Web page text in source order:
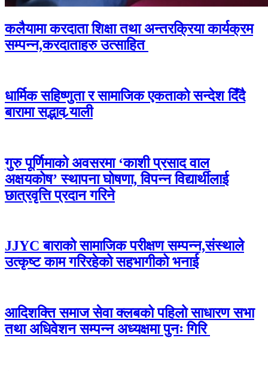
कलैयामा करदाता शिक्षा तथा अन्तरक्रिया कार्यक्रम
सम्पन्न,करदाताहरु उत्साहित
धार्मिक सहिष्णुता र सामाजिक एकताको सन्देश दिँदै
बारामा सद्भाव र्‍याली
गुरु पूर्णिमाको अवसरमा ‘काशी प्रसाद वाल
अक्षयकोष’ स्थापना घोषणा, विपन्न विद्यार्थीलाई
छात्रवृत्ति प्रदान गरिने
JJYC बाराको सामाजिक परीक्षण सम्पन्न,संस्थाले
उत्कृष्ट काम गरिरहेको सहभागीको भनाई
आदिशक्ति समाज सेवा क्लबको पहिलो साधारण सभा
तथा अधिवेशन सम्पन्न अध्यक्षमा पुनः गिरि